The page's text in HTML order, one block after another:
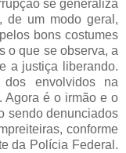
se generaliza
de um modo geral,
bons costumes
o que se observa, a
a justiça liberando.
envolvidos na
Agora é o irmão e o
sendo denunciados
conforme
da Polícia Federal.